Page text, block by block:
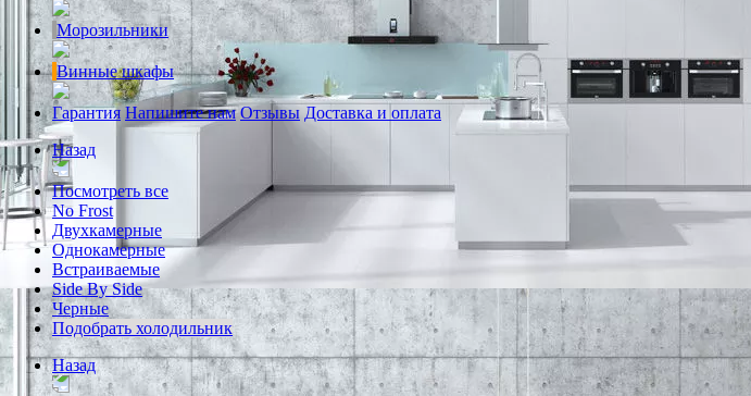
Морозильники
Винные шкафы
Гарантия Напишите нам Отзывы Доставка и оплата
Назад
Посмотреть все
No Frost
Двухкамерные
Однокамерные
Встраиваемые
Side By Side
Черные
Подобрать холодильник
Назад